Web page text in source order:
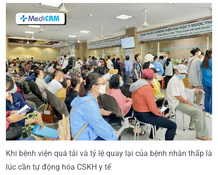
Khi bệnh viện quá tải và tỷ lệ quay lại của bệnh nhân thấp là
lúc cần tự động hóa CSKH y tế